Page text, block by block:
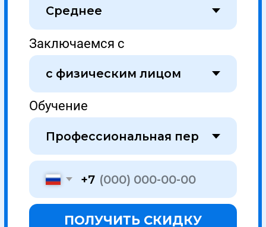
Проверить лицензию →
Отзывы на сервисах Яндекса
Образовательная лицензия № Л035-01298-77/00634797
Работаем с соответствии с ФЗ №44 и №223
Покупай в рассрочку 0% .
Переходи в калькулятор.